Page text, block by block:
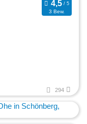
3 Bew.
294